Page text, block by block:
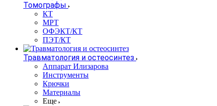
Томографы
КТ
МРТ
ОФЭКТ/КТ
ПЭТ/КТ
Травматология и остеосинтез
Аппарат Илизарова
Инструменты
Крючки
Материалы
Еще